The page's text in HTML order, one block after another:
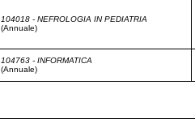
104018 - NEFROLOGIA IN PEDIATRIA
(Annuale)
104763 - INFORMATICA
(Annuale)